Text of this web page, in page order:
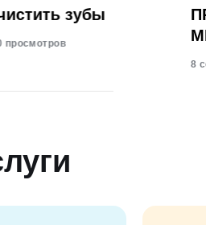
зубы
просмотров
8